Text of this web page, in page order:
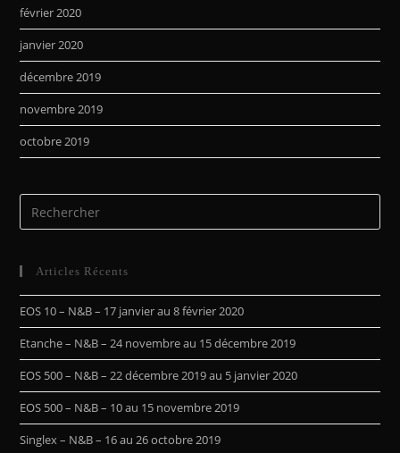
février 2020
janvier 2020
décembre 2019
novembre 2019
octobre 2019
Articles Récents
EOS 10 – N&B – 17 janvier au 8 février 2020
Etanche – N&B – 24 novembre au 15 décembre 2019
EOS 500 – N&B – 22 décembre 2019 au 5 janvier 2020
EOS 500 – N&B – 10 au 15 novembre 2019
Singlex – N&B – 16 au 26 octobre 2019